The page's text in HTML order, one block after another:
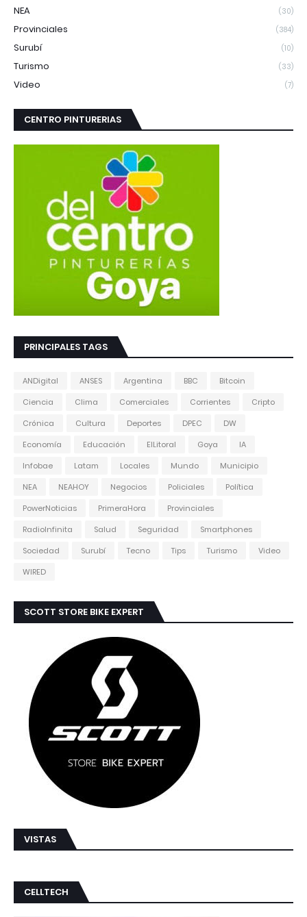
NEA (30)
Provinciales (384)
Surubí (10)
Turismo (33)
Video (7)
CENTRO PINTURERIAS
PRINCIPALES TAGS
ANDigital ANSES Argentina BBC
Bitcoin
Ciencia
Clima Comerciales Corrientes
Cripto
Crónica
Cultura Deportes DPEC
DW
Economía
Educación ElLitoral Goya
IA
Infobae
Latam Locales Mundo
Municipio
NEA
NEAHOY Negocios Policiales
Política
PowerNoticias
PrimeraHora
Provinciales
RadioInfinita
Salud Seguridad
Smartphones
Sociedad
Surubí Tecno Tips Turismo
Video
WIRED
SCOTT STORE BIKE EXPERT
VISTAS
CELLTECH